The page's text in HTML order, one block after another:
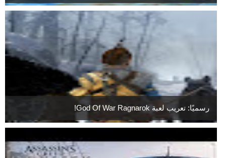
رسميًا: تعريب لعبة God Of War Ragnarok!